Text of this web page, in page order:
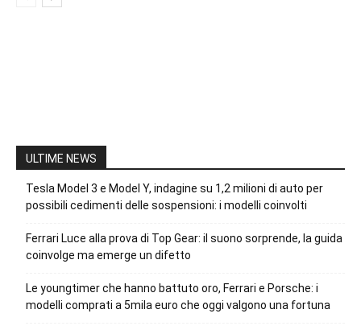
ULTIME NEWS
Tesla Model 3 e Model Y, indagine su 1,2 milioni di auto per
possibili cedimenti delle sospensioni: i modelli coinvolti
Ferrari Luce alla prova di Top Gear: il suono sorprende, la guida
coinvolge ma emerge un difetto
Le youngtimer che hanno battuto oro, Ferrari e Porsche: i
modelli comprati a 5mila euro che oggi valgono una fortuna